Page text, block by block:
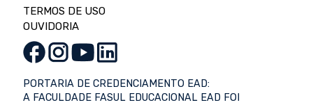
TERMOS DE USO
OUVIDORIA
PORTARIA DE CREDENCIAMENTO EAD:
A FACULDADE FASUL EDUCACIONAL EAD FOI